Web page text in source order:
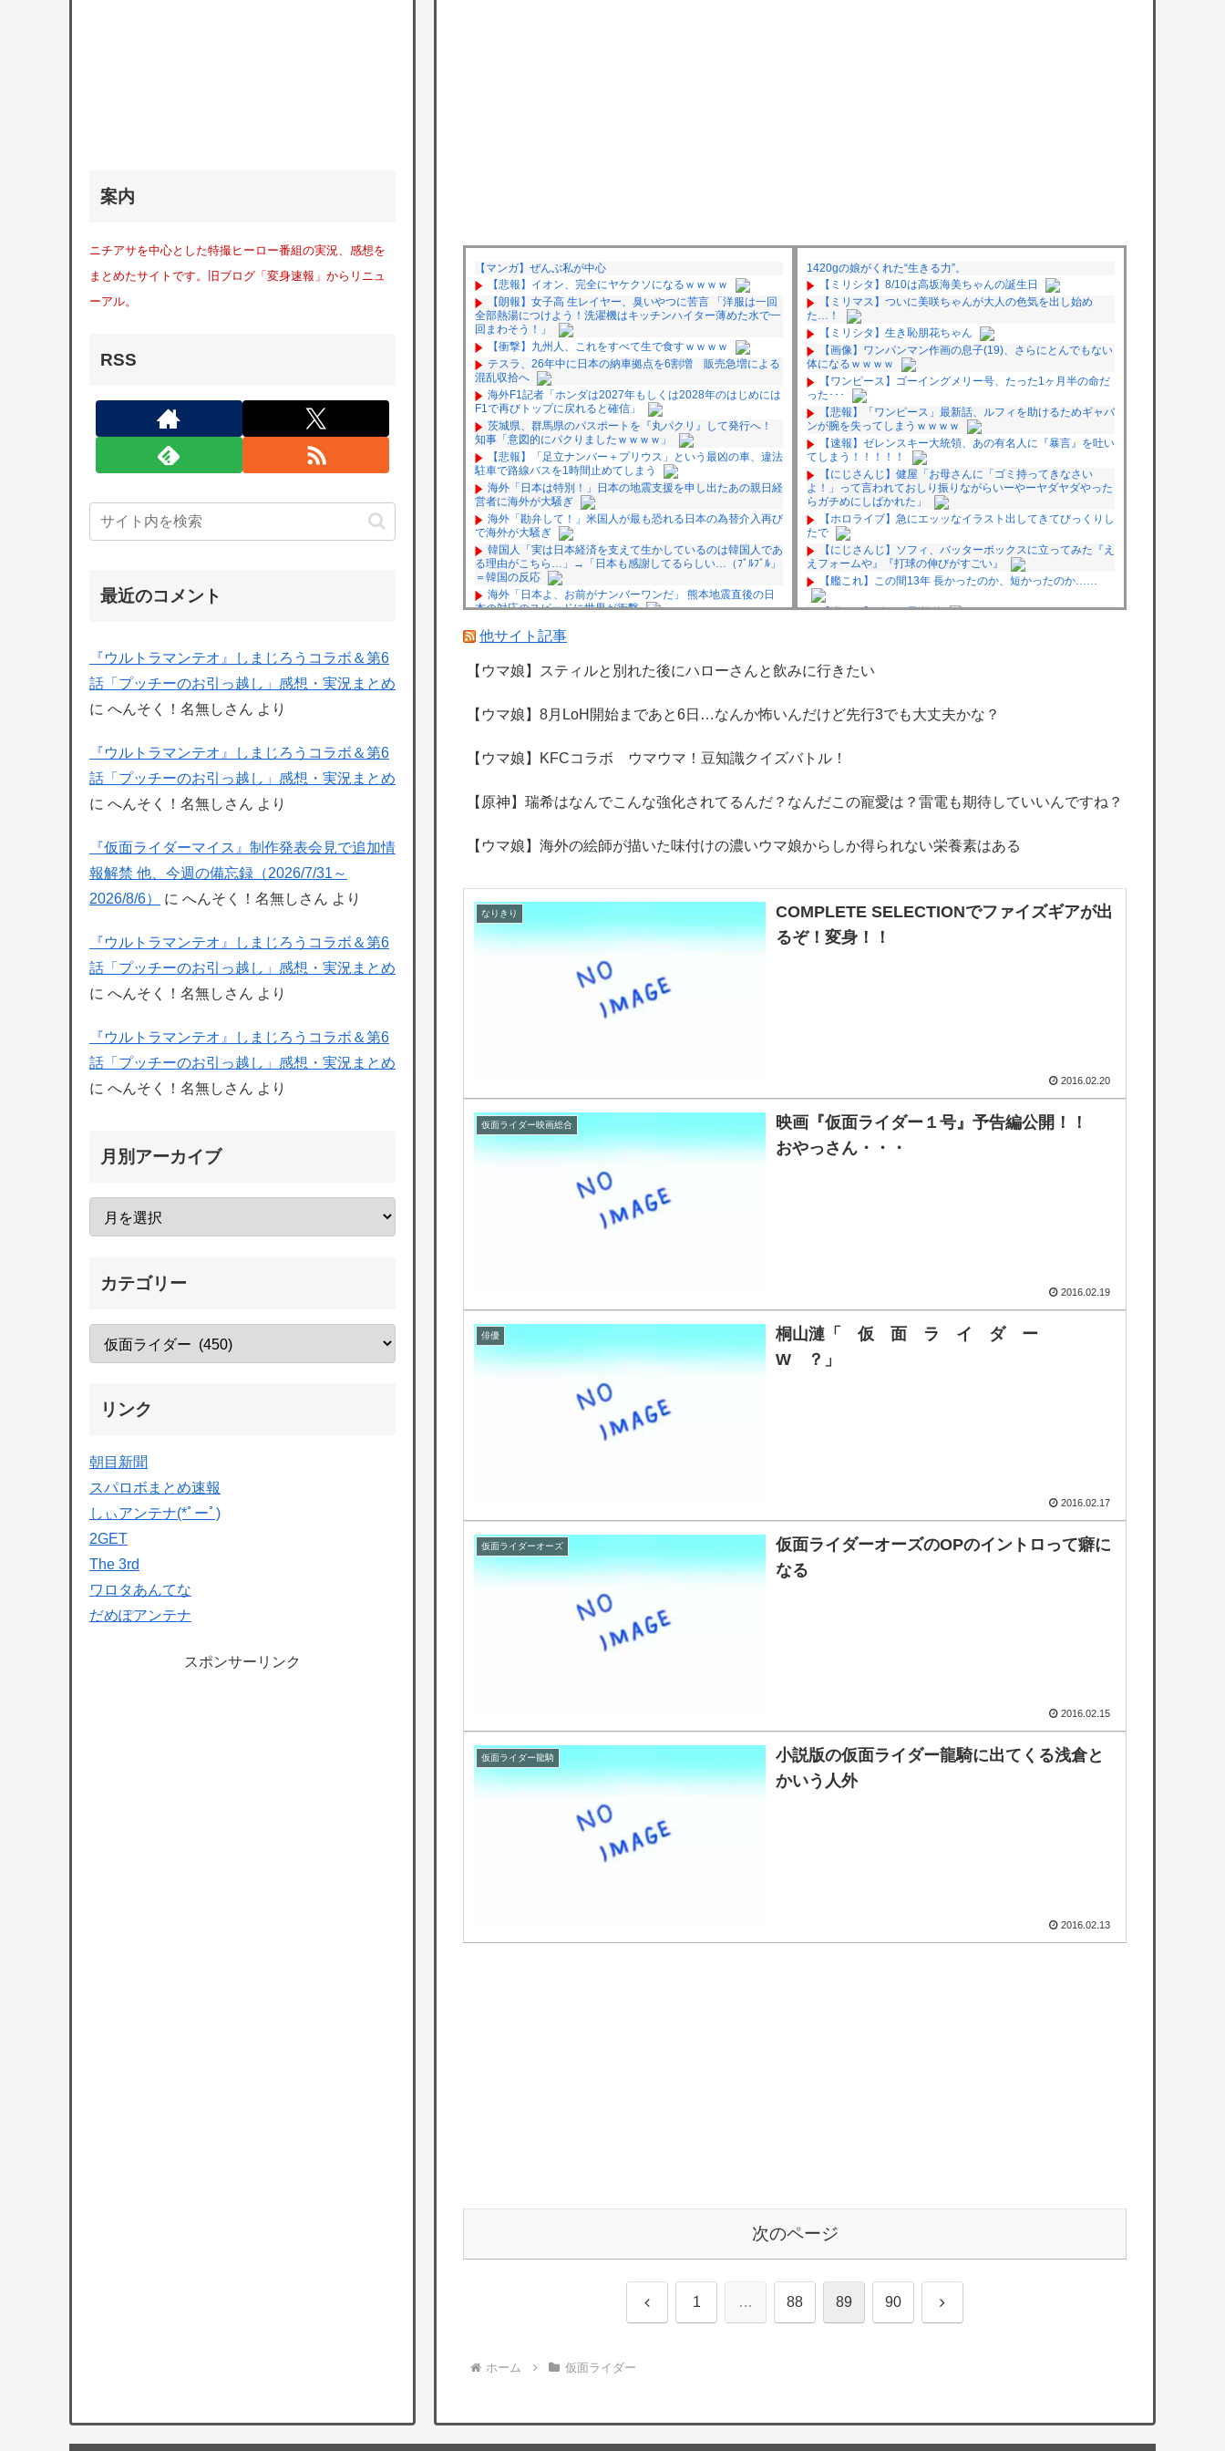
【マンガ】ぜんぶ私が中心
【悲報】イオン、完全にヤケクソになるｗｗｗｗ
【朗報】女子高 生レイヤー、臭いやつに苦言 「洋服は一回
全部熱湯につけよう！洗濯機はキッチンハイター薄めた水で一
回まわそう！」
【衝撃】九州人、これをすべて生で食すｗｗｗｗ
テスラ、26年中に日本の納車拠点を6割増 販売急増による
混乱収拾へ
海外F1記者「ホンダは2027年もしくは2028年のはじめには
F1で再びトップに戻れると確信」
茨城県、群馬県のパスポートを『丸パクリ』して発行へ！
知事「意図的にパクりましたｗｗｗｗ」
【悲報】「足立ナンバー＋プリウス」という最凶の車、違法
駐車で路線バスを1時間止めてしまう
海外「日本は特別！」日本の地震支援を申し出たあの親日経
営者に海外が大騒ぎ
海外「勘弁して！」米国人が最も恐れる日本の為替介入再び
で海外が大騒ぎ
韓国人「実は日本経済を支えて生かしているのは韓国人であ
る理由がこちら…」→「日本も感謝してるらしい…（ﾌﾞﾙﾌﾞﾙ」
＝韓国の反応
海外「日本よ、お前がナンバーワンだ」 熊本地震直後の日
本の対応のスピードに世界が衝撃
け合いだからなぁ（約100人）
黒トリガー化したんじゃねえかな。
★【ワートリ】2周目も全員でやる隊と分担でやる隊はそれ
ぞれどの位いるんだろうか特別課題消化時は別として
Powered by livedoor 相互RSS
1420gの娘がくれた“生きる力”。
【ミリシタ】8/10は高坂海美ちゃんの誕生日
【ミリマス】ついに美咲ちゃんが大人の色気を出し始め
た…！
【ミリシタ】生き恥朋花ちゃん
【画像】ワンパンマン作画の息子(19)、さらにとんでもない
体になるｗｗｗｗ
【ワンピース】ゴーイングメリー号、たった1ヶ月半の命だ
った･･･
【悲報】「ワンピース」最新話、ルフィを助けるためギャバ
ンが腕を失ってしまうｗｗｗｗ
【速報】ゼレンスキー大統領、あの有名人に『暴言』を吐い
てしまう！！！！！
【にじさんじ】健屋「お母さんに「ゴミ持ってきなさい
よ！」って言われておしり振りながらいーやーヤダヤダやった
らガチめにしばかれた」
【ホロライブ】急にエッッなイラスト出してきてびっくりし
たで
【にじさんじ】ソフィ、バッターボックスに立ってみた『え
えフォームや』『打球の伸びがすごい』
【艦これ】この間13年 長かったのか、短かったのか……
【艦これ】ポニー黒潮 他
明する！！！！！！
てしまう・・・・・
他サイト記事
【ウマ娘】スティルと別れた後にハローさんと飲みに行きたい
【ウマ娘】8月LoH開始まであと6日…なんか怖いんだけど先行3でも大丈夫かな？
【ウマ娘】KFCコラボ ウマウマ！豆知識クイズバトル！
【原神】瑞希はなんでこんな強化されてるんだ？なんだこの寵愛は？雷電も期待していいんですね？
【ウマ娘】海外の絵師が描いた味付けの濃いウマ娘からしか得られない栄養素はある
なりきり
COMPLETE SELECTIONでファイズギアが出
るぞ！変身！！
2016.02.20
仮面ライダー映画総合
映画『仮面ライダー１号』予告編公開！！
おやっさん・・・
2016.02.19
俳優
桐山漣「 仮 面 ラ イ ダ ー
W ？」
2016.02.17
仮面ライダーオーズ
仮面ライダーオーズのOPのイントロって癖に
なる
2016.02.15
仮面ライダー龍騎
小説版の仮面ライダー龍騎に出てくる浅倉と
かいう人外
2016.02.13
次のページ
前 1 … 88 89 90 次
ホーム 仮面ライダー
案内
ニチアサを中心とした特撮ヒーロー番組の実況、感想を
まとめたサイトです。旧ブログ「変身速報」からリニュ
ーアル。
RSS
最近のコメント
『ウルトラマンテオ』しまじろうコラボ＆第6
話「プッチーのお引っ越し」感想・実況まとめ
に へんそく！名無しさん より
『ウルトラマンテオ』しまじろうコラボ＆第6
話「プッチーのお引っ越し」感想・実況まとめ
に へんそく！名無しさん より
『仮面ライダーマイス』制作発表会見で追加情
報解禁 他、今週の備忘録（2026/7/31～
2026/8/6）
に へんそく！名無しさん より
『ウルトラマンテオ』しまじろうコラボ＆第6
話「プッチーのお引っ越し」感想・実況まとめ
に へんそく！名無しさん より
『ウルトラマンテオ』しまじろうコラボ＆第6
話「プッチーのお引っ越し」感想・実況まとめ
に へんそく！名無しさん より
月別アーカイブ
カテゴリー
リンク
朝目新聞
スパロボまとめ速報
しぃアンテナ(*ﾟーﾟ)
2GET
The 3rd
ワロタあんてな
だめぽアンテナ
スポンサーリンク